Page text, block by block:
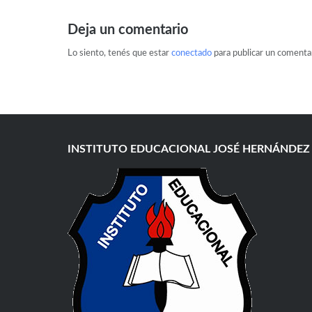
Deja un comentario
Lo siento, tenés que estar conectadopara publicar un
INSTITUTO EDUCACIONAL JOSÉ HERNÁNDEZ